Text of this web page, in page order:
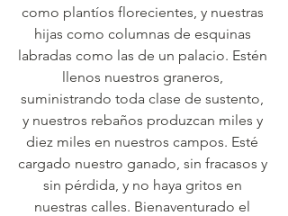
como plantíos florecientes, y nuestras
hijas como columnas de esquinas
labradas como las de un palacio. Estén
llenos nuestros graneros,
suministrando toda clase de sustento,
y nuestros rebaños produzcan miles y
diez miles en nuestros campos. Esté
cargado nuestro ganado, sin fracasos y
sin pérdida, y no haya gritos en
nuestras calles. Bienaventurado el